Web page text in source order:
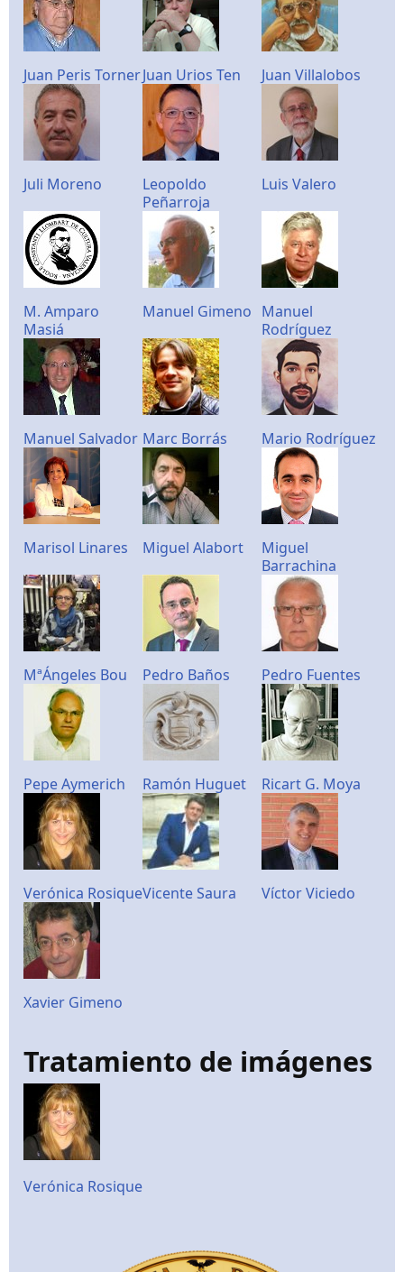
Juan Peris TornerJuan Urios Ten Juan Villalobos
Juli Moreno
Leopoldo
Peñarroja
Luis Valero
M. Amparo
Masiá
Manuel Gimeno Manuel
Rodríguez
Manuel Salvador Marc Borrás Mario Rodríguez
Marisol Linares Miguel Alabort
Miguel
Barrachina
MªÁngeles Bou Pedro Baños Pedro Fuentes
Pepe Aymerich Ramón Huguet Ricart G. Moya
Verónica RosiqueVicente Saura Víctor Viciedo
Xavier Gimeno
Tratamiento de imágenes
Verónica Rosique